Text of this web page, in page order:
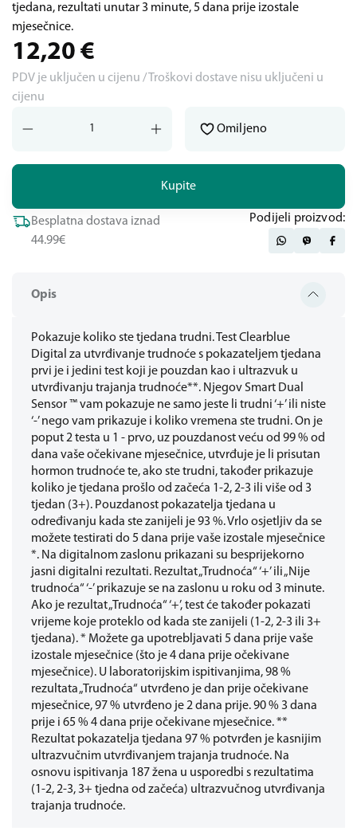
Opis
Pokazuje koliko ste tjedana trudni. Test Clearblue
Digital za utvrđivanje trudnoće s pokazateljem tjedana
prvi je i jedini test koji je pouzdan kao i ultrazvuk u
utvrđivanju trajanja trudnoće**. Njegov Smart Dual
Sensor ™ vam pokazuje ne samo jeste li trudni ‘+’ ili niste
‘-’ nego vam prikazuje i koliko vremena ste trudni. On je
poput 2 testa u 1 - prvo, uz pouzdanost veću od 99 % od
dana vaše očekivane mjesečnice, utvrđuje je li prisutan
hormon trudnoće te, ako ste trudni, također prikazuje
koliko je tjedana prošlo od začeća 1-2, 2-3 ili više od 3
tjedan (3+). Pouzdanost pokazatelja tjedana u
određivanju kada ste zanijeli je 93 %. Vrlo osjetljiv da se
možete testirati do 5 dana prije vaše izostale mjesečnice
*. Na digitalnom zaslonu prikazani su besprijekorno
jasni digitalni rezultati. Rezultat „Trudnoća“ ‘+’ ili „Nije
trudnoća“ ‘-’ prikazuje se na zaslonu u roku od 3 minute.
Ako je rezultat „Trudnoća“ ‘+’, test će također pokazati
vrijeme koje proteklo od kada ste zanijeli (1-2, 2-3 ili 3+
tjedana). * Možete ga upotrebljavati 5 dana prije vaše
izostale mjesečnice (što je 4 dana prije očekivane
mjesečnice). U laboratorijskim ispitivanjima, 98 %
rezultata „Trudnoća“ utvrđeno je dan prije očekivane
mjesečnice, 97 % utvrđeno je 2 dana prije. 90 % 3 dana
prije i 65 % 4 dana prije očekivane mjesečnice. **
Rezultat pokazatelja tjedana 97 % potvrđen je kasnijim
ultrazvučnim utvrđivanjem trajanja trudnoće. Na
osnovu ispitivanja 187 žena u usporedbi s rezultatima
(1-2, 2-3, 3+ tjedna od začeća) ultrazvučnog utvrđivanja
trajanja trudnoće.
tjedana, rezultati unutar 3 minute, 5 dana prije izostale
mjesečnice.
12,20 €
PDV je uključen u cijenu / Troškovi dostave nisu uključeni u
cijenu
Kupite
Omiljeno
Besplatna dostava iznad
44.99€
Podijeli proizvod: